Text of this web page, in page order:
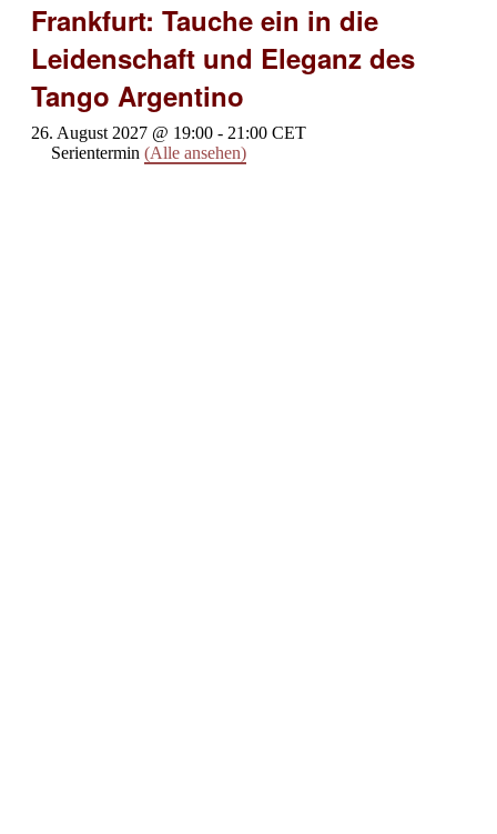
Frankfurt: Tauche ein in die
Leidenschaft und Eleganz des
Tango Argentino
26. August 2027 @ 19:00 - 21:00 CET
Serientermin (Alle ansehen)